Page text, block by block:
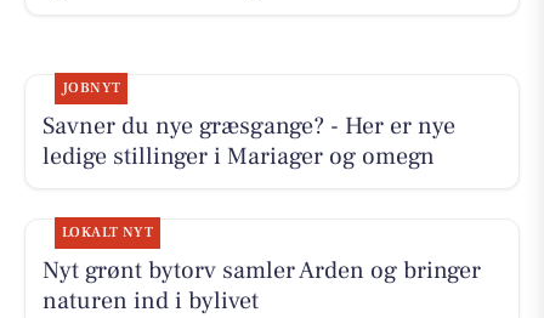
JOBNYT
Savner du nye græsgange? - Her er nye
ledige stillinger i Mariager og omegn
LOKALT NYT
Nyt grønt bytorv samler Arden og bringer
naturen ind i bylivet